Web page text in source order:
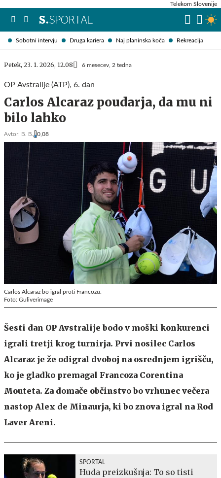
Sobotni intervju Druga kariera Naj planinska koča Rekreacija
Telekom Slovenije
Petek, 23. 1. 2026, 12.08 6 mesecev, 2 tedna
OP Avstralije (ATP), 6. dan
Carlos Alcaraz poudarja, da mu ni
bilo lahko
Avtor: B. B. 0,08
Carlos Alcaraz bo igral proti Francozu.
Foto: Guliverimage
Šesti dan OP Avstralije bodo v moški konkurenci
igrali tretji krog turnirja. Prvi nosilec Carlos
Alcaraz je že odigral dvoboj na osrednjem igrišču,
ko je gladko premagal Francoza Corentina
Mouteta. Za domače občinstvo bo vrhunec večera
nastop Alex de Minaurja, ki bo znova igral na Rod
Laver Areni.
SPORTAL
Huda preizkušnja: To so tisti